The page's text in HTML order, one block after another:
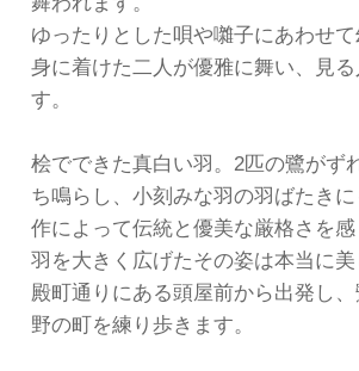
ゆったりとした唄や囃子にあわせ
身に着けた二人が優雅に舞い、見る
す。
桧でできた真白い羽。2匹の鷺がず
ち鳴らし、小刻みな羽の羽ばたき
作によって伝統と優美な厳格さを
羽を大きく広げたその姿は本当に美
殿町通りにある頭屋前から出発し
野の町を練り歩きます。